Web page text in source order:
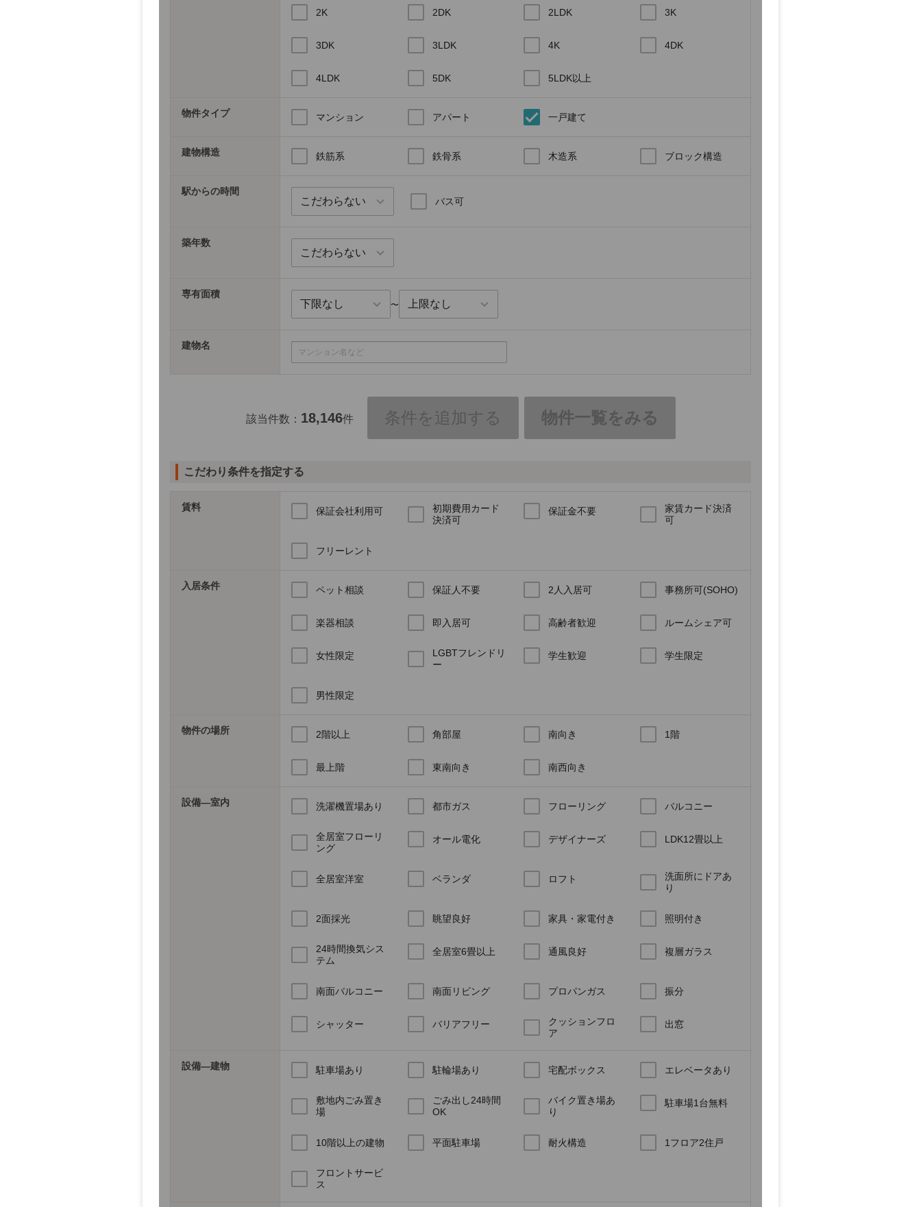
2K 2DK 2LDK 3K
3DK 3LDK 4K 4DK
4LDK 5DK 5LDK以上
物件タイプ マンション アパート 一戸建て
建物構造 鉄筋系 鉄骨系 木造系 ブロック構造
駅からの時間
バス可
築年数
専有面積
〜
建物名
該当件数： 18,146件 条件を追加する 物件一覧をみる
こだわり条件を指定する
賃料 保証会社利用可
初期費用カード
決済可
保証金不要
家賃カード決済
可
フリーレント
入居条件 ペット相談 保証人不要 2人入居可 事務所可(SOHO)
楽器相談 即入居可 高齢者歓迎 ルームシェア可
女性限定
LGBTフレンドリ
ー
学生歓迎 学生限定
男性限定
物件の場所 2階以上 角部屋 南向き 1階
最上階 東南向き 南西向き
設備―室内 洗濯機置場あり 都市ガス フローリング バルコニー
全居室フローリ
ング
オール電化 デザイナーズ LDK12畳以上
全居室洋室 ベランダ ロフト
洗面所にドアあ
り
2面採光 眺望良好 家具・家電付き 照明付き
24時間換気シス
テム
全居室6畳以上 通風良好 複層ガラス
南面バルコニー 南面リビング プロパンガス 振分
シャッター バリアフリー
クッションフロ
ア
出窓
設備―建物 駐車場あり 駐輪場あり 宅配ボックス エレベータあり
敷地内ごみ置き
場
ごみ出し24時間
OK
バイク置き場あ
り
駐車場1台無料
10階以上の建物 平面駐車場 耐火構造 1フロア2住戸
フロントサービ
ス